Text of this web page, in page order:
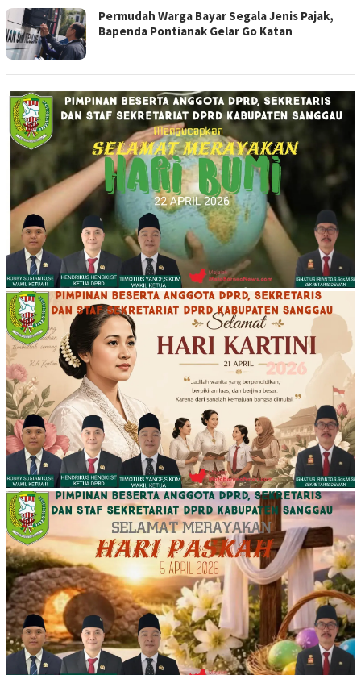
Permudah Warga Bayar Segala Jenis Pajak,
Bapenda Pontianak Gelar Go Katan